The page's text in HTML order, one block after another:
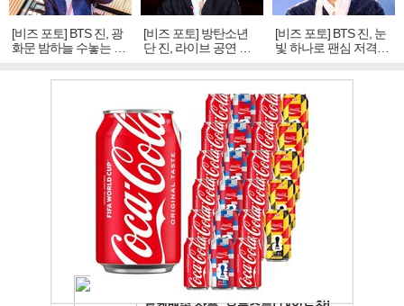
[비즈 포토] BTS 진, 광
화문 밤하늘 수놓는 '비
주얼 킹'의 열창
[비즈 포토] 방탄소년
단 진, 라이브 공연 중
빛나는 독보적 아우라
[비즈 포토] BTS 진, 눈
빛 하나로 팬심 저격…
독보적 카리스마